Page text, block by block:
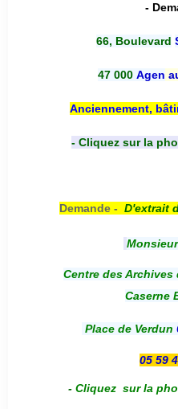
-
66, Boulevard
47 000 Agen
Anciennement,
- Cliquez sur la
Demande - D'extrait
Centre des
Caserne
Place de Verdun
05 59
- Cliquez sur la